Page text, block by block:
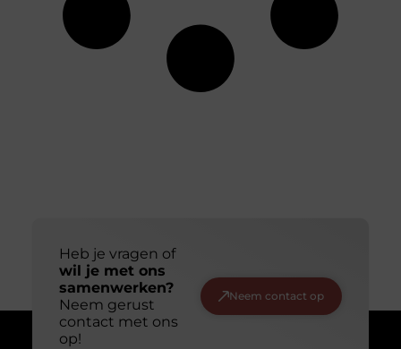
Heb je vragen of
wil je met ons
samenwerken?
Neem gerust
contact met ons
op!
Neem contact op